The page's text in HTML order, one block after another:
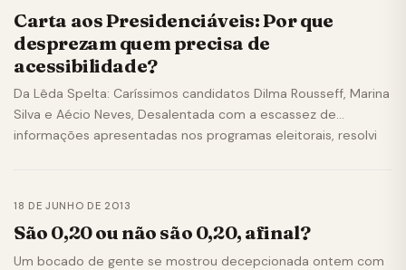
Carta aos Presidenciáveis: Por que
desprezam quem precisa de
acessibilidade?
Da Lêda Spelta: Caríssimos candidatos Dilma Rousseff, Marina
Silva e Aécio Neves, Desalentada com a escassez de
informações apresentadas nos programas eleitorais, resolvi
18 DE JUNHO DE 2013
São 0,20 ou não são 0,20, afinal?
Um bocado de gente se mostrou decepcionada ontem com